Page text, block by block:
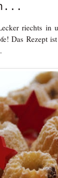
riechts in
Das Rezept